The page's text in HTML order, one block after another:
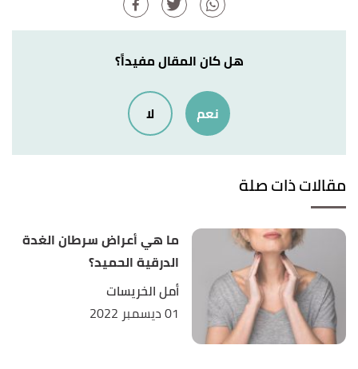
, clevelandclinic
, pennmedicine
هل كان المقال مفيداً؟
نعم لا
مقالات ذات صلة
ما هي أعراض سرطان الغدة
الدرقية الحميد؟
أمل الخريسات
01 ديسمبر 2022